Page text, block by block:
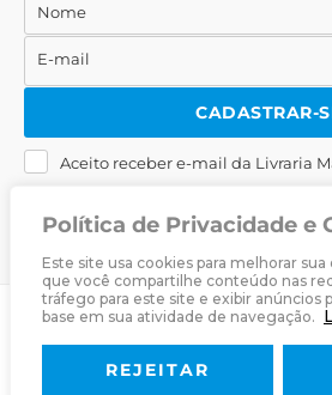
Política de Privacidade e
Este site usa cookies para melhorar
que você compartilhe conteúdo nas
tráfego para este site e exibir anúncios
base em sua atividade de navegação.
REJEITAR
Nome
Nome
E-
mail
E-mail
CADASTRAR-
Aceito receber e-mail da Livraria
Livraria Martin Luther·
Livraria Política de Privacidade